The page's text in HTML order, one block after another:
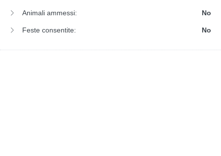
Animali ammessi: No
Feste consentite: No